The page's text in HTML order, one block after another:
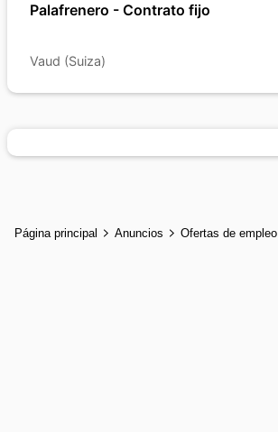
Palafrenero - Contrato fijo
Vaud (Suiza)
Página principal Anuncios Ofertas de empleo